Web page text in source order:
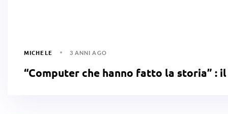
MICHELE 3 ANNI AGO
“Computer che hanno fatto la storia” :